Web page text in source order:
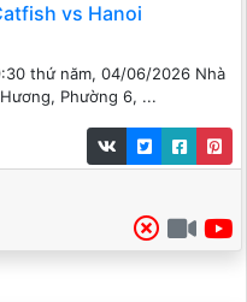
vs Hanoi
thứ năm, 04/06/2026 Nhà
Phường 6, ...